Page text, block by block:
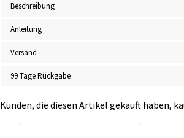
Beschreibung
Anleitung
Versand
99 Tage Rückgabe
Kunden, die diesen Artikel gekauft haben,